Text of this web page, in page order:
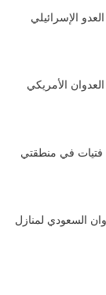
الإسرائيلي
الأمريكي
إدانة جريمة الاغتصاب بحق (6) فتيات في منطقتي
السعودي لمنازل